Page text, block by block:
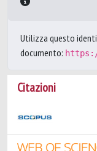
Utilizza questo
documento:
Citazioni